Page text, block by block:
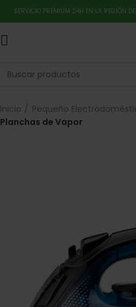
SERVICIO PREMIUM 24H EN LA REGIÓN
Inicio Pequeño
Planchas de Vapor